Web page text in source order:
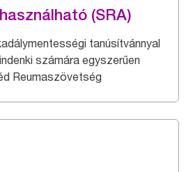
(SRA)
tanúsítvánnyal
számára egyszerűen
Reumaszövetség